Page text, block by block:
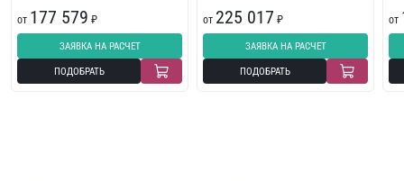
от 177 579 ₽
ЗАЯВКА НА РАСЧЕТ
ПОДОБРАТЬ
от 225 017 ₽
ЗАЯВКА НА РАСЧЕТ
ПОДОБРАТЬ
от